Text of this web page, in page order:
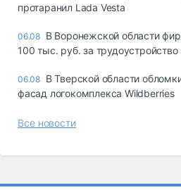
протаранил Lada Vesta
06.08 В Воронежской области
100 тыс. руб. за
06.08 В Тверской области
фасад логокомплекса Wildberries
Все новости